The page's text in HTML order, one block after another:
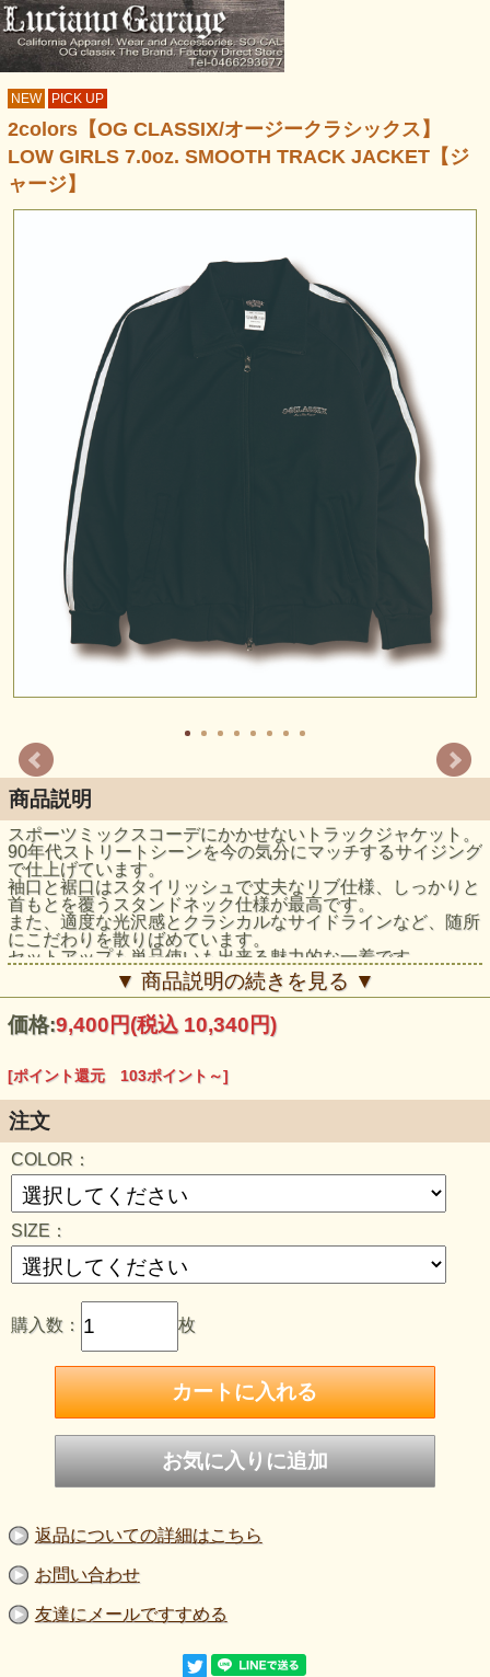
NEW PICK UP
2colors【OG CLASSIX/オージークラシックス】
LOW GIRLS 7.0oz. SMOOTH TRACK JACKET【ジ
ャージ】
商品説明
スポーツミックスコーデにかかせないトラックジャケット。
90年代ストリートシーンを今の気分にマッチするサイジング
で仕上げています。
袖口と裾口はスタイリッシュで丈夫なリブ仕様、しっかりと
首もとを覆うスタンドネック仕様が最高です。
また、適度な光沢感とクラシカルなサイドラインなど、随所
にこだわりを散りばめています。
セットアップも単品使いも出来る魅力的な一着です。
日常からアクティブシーンまでオールマイティーに活躍する
ジャージで、さまざまなスタイリングを楽しんでください。
バックには大胆にカラベラレディーをプリントしました。
▼こちらの商品は下記商品とセットアップが可能です。
●MODEL:身長cm/体重kg/サイズ着用
■SIZE CHART：
Sサイズ/着丈60/身幅52/裄丈80
Ｍサイズ/着丈64/身幅57/裄丈84
Ｌサイズ/着丈68/身幅62/裄丈87
ＸＬサイズ/着丈71/身幅68/裄丈90
▼ 商品説明の続きを見る ▼
価格:9,400円(税込 10,340円)
[ポイント還元 103ポイント～]
注文
COLOR：
SIZE：
購入数： 枚
返品についての詳細はこちら
お問い合わせ
友達にメールですすめる